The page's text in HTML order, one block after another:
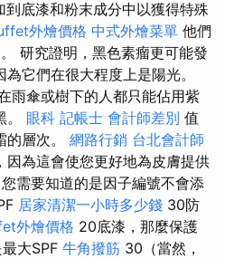
到底漆和粉末成分中以獲得特殊
外燴價格 中式外燴菜單 他們
研究證明，黑色素瘤更可能發
它們在很大程度上是陽光。
雨傘或樹下的人都只能佔用紫
眼科 記帳士 會計師差別 值
層次。 網路行銷 台北會計師
因為這會使您更好地為皮膚提供
需要知道的是因子編號不會添
居家清潔一小時多少錢 30防
外燴價格 20底漆，那麼保護
大SPF 牛角撥筋 30（當然，